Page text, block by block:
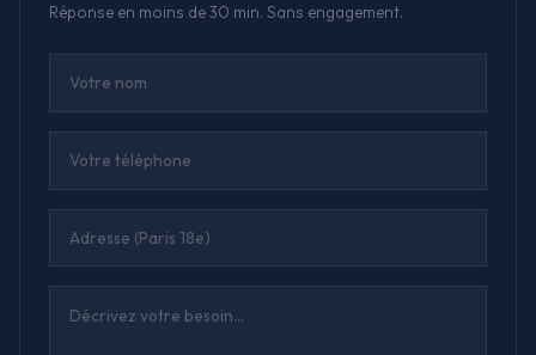
Réponse en moins de 30 min. Sans engagement.